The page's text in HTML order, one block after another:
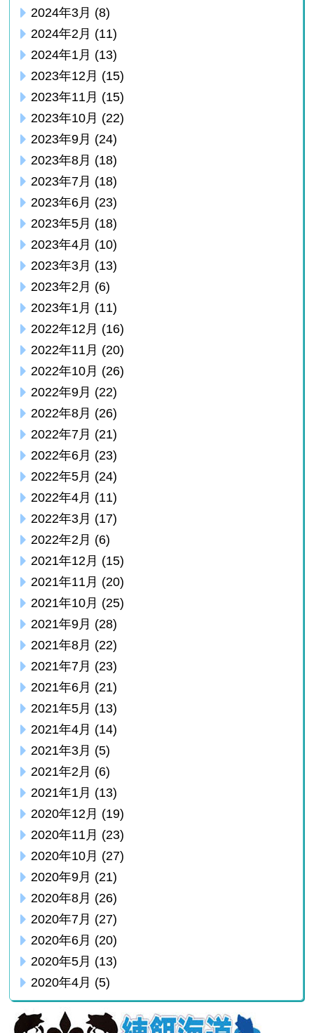
2024年3月 (8)
2024年2月 (11)
2024年1月 (13)
2023年12月 (15)
2023年11月 (15)
2023年10月 (22)
2023年9月 (24)
2023年8月 (18)
2023年7月 (18)
2023年6月 (23)
2023年5月 (18)
2023年4月 (10)
2023年3月 (13)
2023年2月 (6)
2023年1月 (11)
2022年12月 (16)
2022年11月 (20)
2022年10月 (26)
2022年9月 (22)
2022年8月 (26)
2022年7月 (21)
2022年6月 (23)
2022年5月 (24)
2022年4月 (11)
2022年3月 (17)
2022年2月 (6)
2021年12月 (15)
2021年11月 (20)
2021年10月 (25)
2021年9月 (28)
2021年8月 (22)
2021年7月 (23)
2021年6月 (21)
2021年5月 (13)
2021年4月 (14)
2021年3月 (5)
2021年2月 (6)
2021年1月 (13)
2020年12月 (19)
2020年11月 (23)
2020年10月 (27)
2020年9月 (21)
2020年8月 (26)
2020年7月 (27)
2020年6月 (20)
2020年5月 (13)
2020年4月 (5)